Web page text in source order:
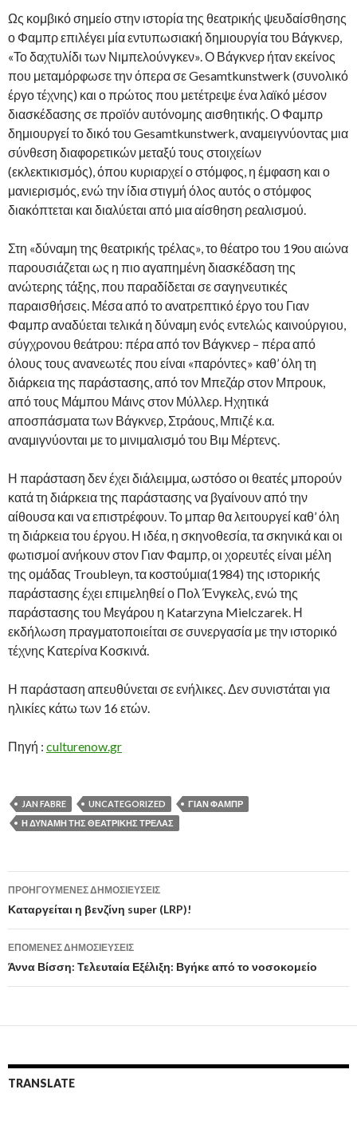
Ως κομβικό σημείο στην ιστορία της θεατρικής ψευδαίσθησης
ο Φαμπρ επιλέγει μία εντυπωσιακή δημιουργία του Βάγκνερ,
«Το δαχτυλίδι των Νιμπελούνγκεν». Ο Βάγκνερ ήταν εκείνος
που μεταμόρφωσε την όπερα σε Gesamtkunstwerk (συνολικό
έργο τέχνης) και ο πρώτος που μετέτρεψε ένα λαϊκό μέσον
διασκέδασης σε προϊόν αυτόνομης αισθητικής. Ο Φαμπρ
δημιουργεί το δικό του Gesamtkunstwerk, αναμειγνύοντας μια
σύνθεση διαφορετικών μεταξύ τους στοιχείων
(εκλεκτικισμός), όπου κυριαρχεί ο στόμφος, η έμφαση και ο
μανιερισμός, ενώ την ίδια στιγμή όλος αυτός ο στόμφος
διακόπτεται και διαλύεται από μια αίσθηση ρεαλισμού.
Στη «δύναμη της θεατρικής τρέλας», το θέατρο του 19ου αιώνα
παρουσιάζεται ως η πιο αγαπημένη διασκέδαση της
ανώτερης τάξης, που παραδίδεται σε σαγηνευτικές
παραισθήσεις. Μέσα από το ανατρεπτικό έργο του Γιαν
Φαμπρ αναδύεται τελικά η δύναμη ενός εντελώς καινούργιου,
σύγχρονου θεάτρου: πέρα από τον Βάγκνερ – πέρα από
όλους τους ανανεωτές που είναι «παρόντες» καθ’ όλη τη
διάρκεια της παράστασης, από τον Μπεζάρ στον Μπρουκ,
από τους Μάμπου Μάινς στον Μύλλερ. Ηχητικά
αποσπάσματα των Βάγκνερ, Στράους, Μπιζέ κ.α.
αναμιγνύονται με το μινιμαλισμό του Βιμ Μέρτενς.
Η παράσταση δεν έχει διάλειμμα, ωστόσο οι θεατές μπορούν
κατά τη διάρκεια της παράστασης να βγαίνουν από την
αίθουσα και να επιστρέφουν. Το μπαρ θα λειτουργεί καθ’ όλη
τη διάρκεια του έργου. Η ιδέα, η σκηνοθεσία, τα σκηνικά και οι
φωτισμοί ανήκουν στον Γιαν Φαμπρ, οι χορευτές είναι μέλη
της ομάδας Troubleyn, τα κοστούμια(1984) της ιστορικής
παράστασης έχει επιμεληθεί ο Πολ Ένγκελς, ενώ της
παράστασης του Μεγάρου η Katarzyna Mielczarek. Η
εκδήλωση πραγματοποιείται σε συνεργασία με την ιστορικό
τέχνης Κατερίνα Κοσκινά.
Η παράσταση απευθύνεται σε ενήλικες. Δεν συνιστάται για
ηλικίες κάτω των 16 ετών.
Πηγή : culturenow.gr
JAN FABRE UNCATEGORIZED
ΓΙΑΝ ΦΑΜΠΡ
Η ΔΎΝΑΜΗ ΤΗΣ ΘΕΑΤΡΙΚΉΣ ΤΡΈΛΑΣ
Πλοήγηση
άρθρων
ΠΡΟΗΓΟΎΜΕΝΕΣ ΔΗΜΟΣΙΕΎΣΕΙΣ
Καταργείται η βενζίνη super (LRP)!
ΕΠΌΜΕΝΕΣ ΔΗΜΟΣΙΕΎΣΕΙΣ
Άννα Βίσση: Τελευταία Εξέλιξη: Βγήκε από το νοσοκομείο
TRANSLATE